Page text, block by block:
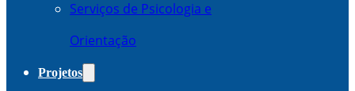
Serviços de Psicologia e
Orientação
Projetos